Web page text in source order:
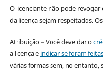
O licenciante não pode
da licença sejam respeitados.
Atribuição – Você deve dar o
a licença e indicar se foram
várias formas sem, no entanto,